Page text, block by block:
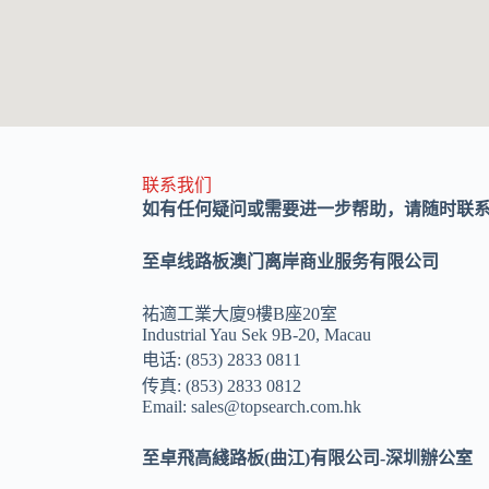
联系我们
如有任何疑问或需要进一步帮助，请随时联
至卓线路板澳门离岸商业服务有限公司
祐適工業大廈9樓B座20室
Industrial Yau Sek 9B-20, Macau
电话: (853) 2833 0811
传真: (853) 2833 0812
Email: sales@topsearch.com.hk
至卓飛高綫路板(曲江)有限公司-深圳辦公室